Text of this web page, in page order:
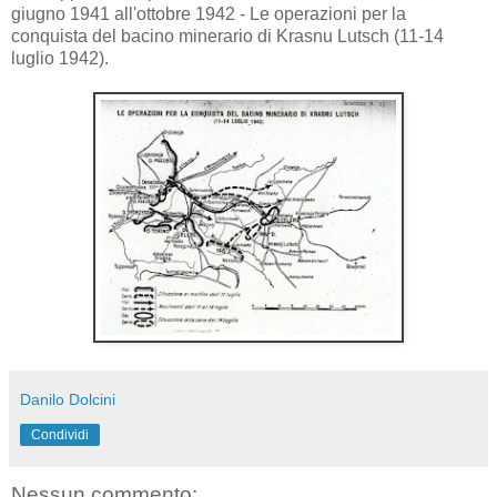
giugno 1941 all'ottobre 1942 - Le operazioni per la
conquista del bacino minerario di Krasnu Lutsch (11-14
luglio 1942).
Danilo Dolcini
Condividi